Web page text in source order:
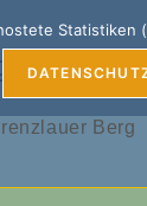
&
Berg